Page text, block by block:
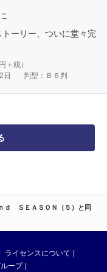
ｄ ＳＥＡＳＯＮ（５）と同
ーリー、ついに堂々完
円＋税）
日
判型：Ｂ６判
ライセンスについて
ープ